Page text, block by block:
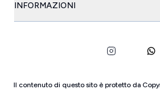
INFORMAZIONI
Il contenuto di questo sito è protetto da